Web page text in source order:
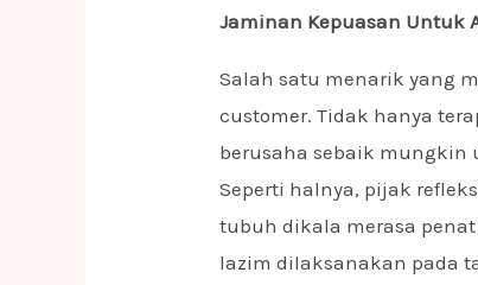
Jaminan Kepuasan Untuk
Salah satu menarik yang
customer. Tidak hanya
berusaha sebaik
Seperti halnya, pijak
tubuh dikala merasa
lazim dilaksanakan pada